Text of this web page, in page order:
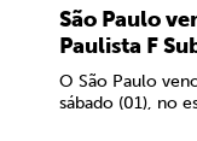
São Paulo
Paulista F
O São Paulo
sábado (01), no